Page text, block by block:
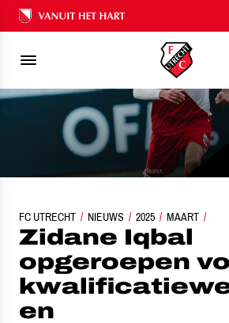
Ons nalatenschap
FC UTRECHT NIEUWS 2025 MAART
ZIDANE IQBAL OPGEROEPEN VOOR
Zidane Iqbal
opgeroepen
en